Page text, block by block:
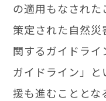
の適用もなされ
策定された自然
関するガイドラ
ガイドライン」
援も進むことと